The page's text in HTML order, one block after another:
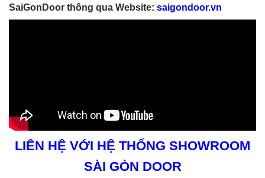
SaiGonDoor thông qua Website: saigondoor.vn
LIÊN HỆ VỚI HỆ THỐNG SHOWROOM
SÀI GÒN DOOR